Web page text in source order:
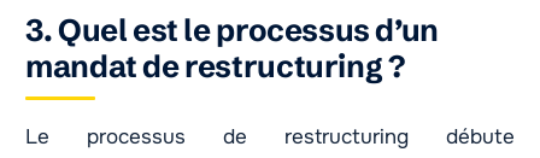
3. Quel est le processus d’un
mandat de restructuring ?
Le processus de restructuring débute